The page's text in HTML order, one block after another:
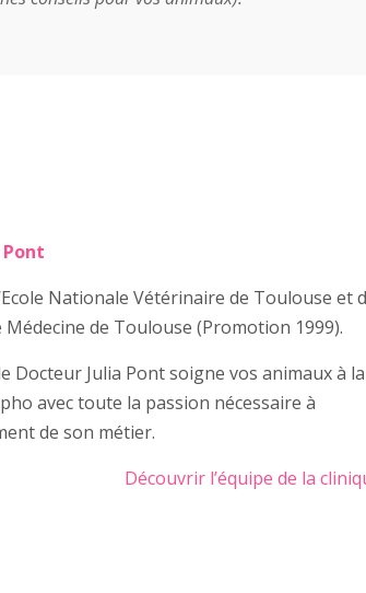
Nationale Vétérinaire de Toulouse et
Médecine de Toulouse (Promotion 1999).
Docteur Julia Pont soigne vos animaux à la
avec toute la passion nécessaire à
de son métier.
Découvrir l’équipe de la